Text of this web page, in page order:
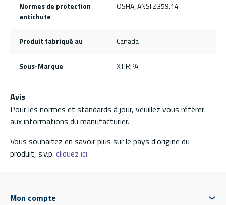
Normes de protection
antichute
OSHA, ANSI Z359.14
Produit fabriqué au Canada
Sous-Marque XTIRPA
Avis
Pour les normes et standards à jour, veuillez vous référer
aux informations du manufacturier.
Vous souhaitez en savoir plus sur le pays d'origine du
produit, s.v.p. cliquez ici.
Mon compte